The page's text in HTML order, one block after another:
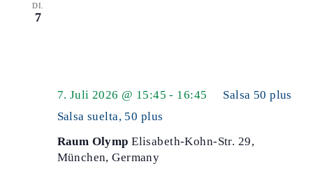
DI.
7
Salsa suelta, 50 plus
7. Juli 2026 @ 15:45 - 16:45 Salsa 50 plus
Raum OlympElisabeth-Kohn-Str. 29,
München, Germany